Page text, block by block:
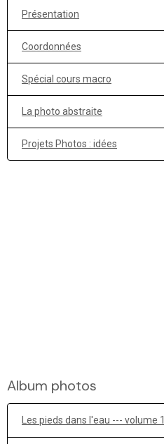
Présentation
Coordonnées
Spécial cours macro
La photo abstraite
Projets Photos : idées
Album photos
Les pieds dans l'eau --- volume 1